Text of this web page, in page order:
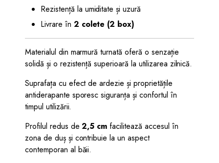
Rezistență la umiditate și uzură
Livrare în 2 colete (2 box)
Materialul din marmură turnată oferă o senzație
solidă și o rezistență superioară la utilizarea zilnică.
Suprafața cu efect de ardezie și proprietățile
antiderapante sporesc siguranța și confortul în
timpul utilizării.
Profilul redus de2,5 cm facilitează accesul în
zona de duș și contribuie la un aspect
contemporan al băii.